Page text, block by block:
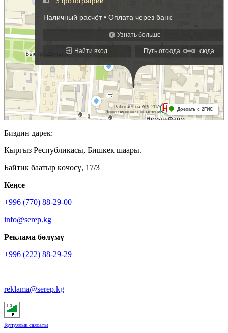
Биздин дарек:
Кыргыз Республикасы, Бишкек шаары.
Байтик баатыр көчөсү, 17/3
Кеӊсе
+996 (770) 88-29-00
info@serep.kg
Реклама бөлүмү
+996 (222) 88-29-29
reklama@serep.kg
Купуялык саясаты